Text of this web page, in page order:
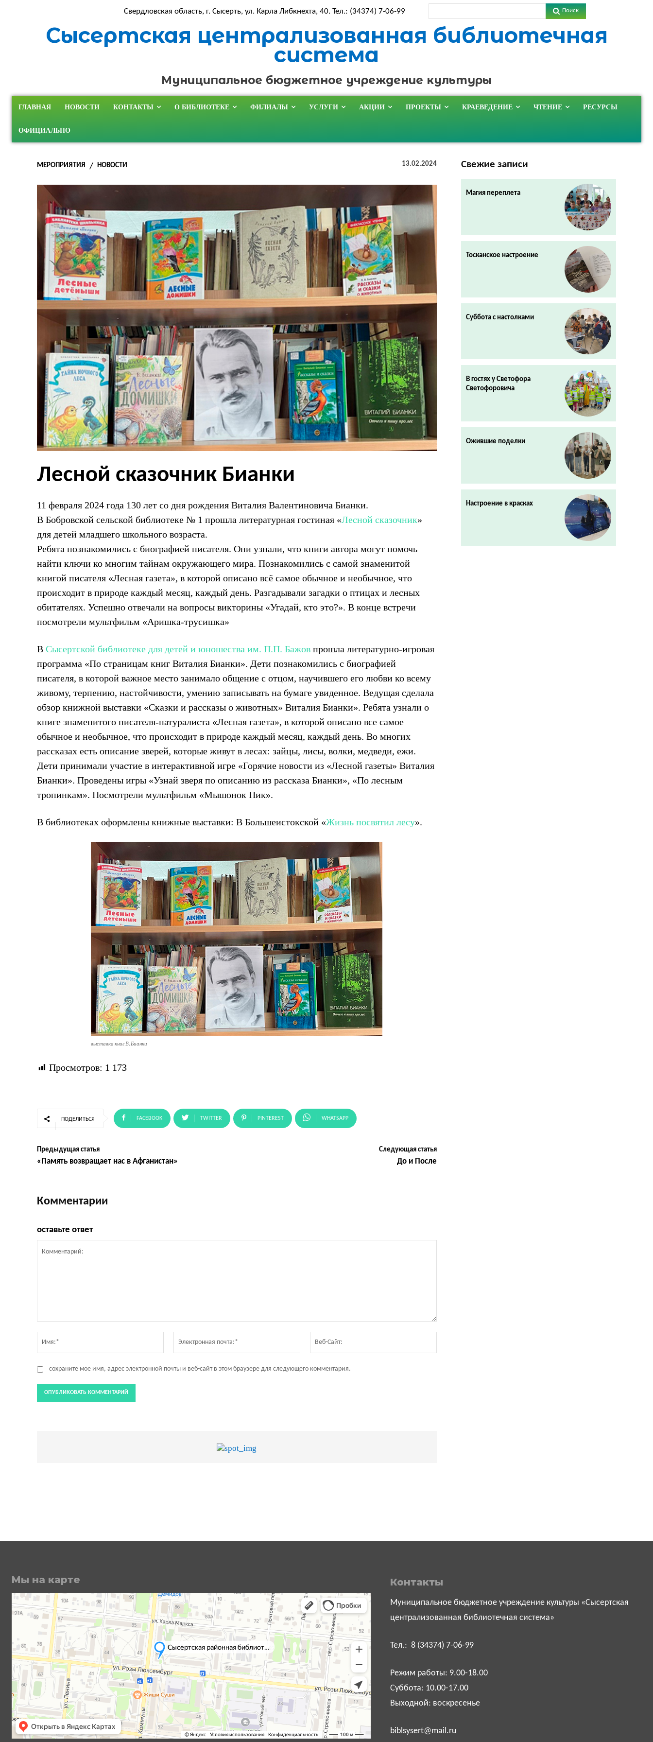
Свердловская область, г. Сысерть, ул. Карла Либкнехта, 40. Тел.: (34374) 7-06-99 Поиск
Сысертская централизованная библиотечная
система
Муниципальное бюджетное учреждение культуры
ГЛАВНАЯ НОВОСТИ КОНТАКТЫ О БИБЛИОТЕКЕ ФИЛИАЛЫ УСЛУГИ АКЦИИ ПРОЕКТЫ КРАЕВЕДЕНИЕ ЧТЕНИЕ РЕСУРСЫ
ОФИЦИАЛЬНО
МЕРОПРИЯТИЯ НОВОСТИ 13.02.2024
Лесной сказочник Бианки
11 февраля 2024 года 130 лет со дня рождения Виталия Валентиновича Бианки.
В Бобровской сельской библиотеке № 1 прошла литературная гостиная «Лесной сказочник»
для детей младшего школьного возраста.
Ребята познакомились с биографией писателя. Они узнали, что книги автора могут помочь
найти ключи ко многим тайнам окружающего мира. Познакомились с самой знаменитой
книгой писателя «Лесная газета», в которой описано всё самое обычное и необычное, что
происходит в природе каждый месяц, каждый день. Разгадывали загадки о птицах и лесных
обитателях. Успешно отвечали на вопросы викторины «Угадай, кто это?». В конце встречи
посмотрели мультфильм «Аришка-трусишка»
В Сысертской библиотеке для детей и юношества им. П.П. Бажов прошла литературно-игровая
программа «По страницам книг Виталия Бианки». Дети познакомились с биографией
писателя, в которой важное место занимало общение с отцом, научившего его любви ко всему
живому, терпению, настойчивости, умению записывать на бумаге увиденное. Ведущая сделала
обзор книжной выставки «Сказки и рассказы о животных» Виталия Бианки». Ребята узнали о
книге знаменитого писателя-натуралиста «Лесная газета», в которой описано все самое
обычное и необычное, что происходит в природе каждый месяц, каждый день. Во многих
рассказах есть описание зверей, которые живут в лесах: зайцы, лисы, волки, медведи, ежи.
Дети принимали участие в интерактивной игре «Горячие новости из «Лесной газеты» Виталия
Бианки». Проведены игры «Узнай зверя по описанию из рассказа Бианки», «По лесным
тропинкам». Посмотрели мультфильм «Мышонок Пик».
В библиотеках оформлены книжные выставки: В Большеистокской «Жизнь посвятил лесу».
выставка книг В. Бианки
Просмотров: 1 173
ПОДЕЛИТЬСЯ FACEBOOK TWITTER PINTEREST WHATSAPP
Предыдущая статья
«Память возвращает нас в Афганистан»
Следующая статья
До и После
Комментарии
оставьте ответ
почта:*
сохраните мое имя, адрес электронной почты и веб-сайт в этом браузере для следующего комментария.
Свежие записи
Магия переплета
Тосканское настроение
Суббота с настолками
В гостях у Светофора
Светофоровича
Ожившие поделки
Настроение в красках
Мы на карте Контакты
Муниципальное бюджетное учреждение культуры «Сысертская
централизованная библиотечная система»
Тел.: 8 (34374) 7-06-99
Режим работы: 9.00-18.00
Суббота: 10.00-17.00
Выходной: воскресенье
biblsysert@mail.ru